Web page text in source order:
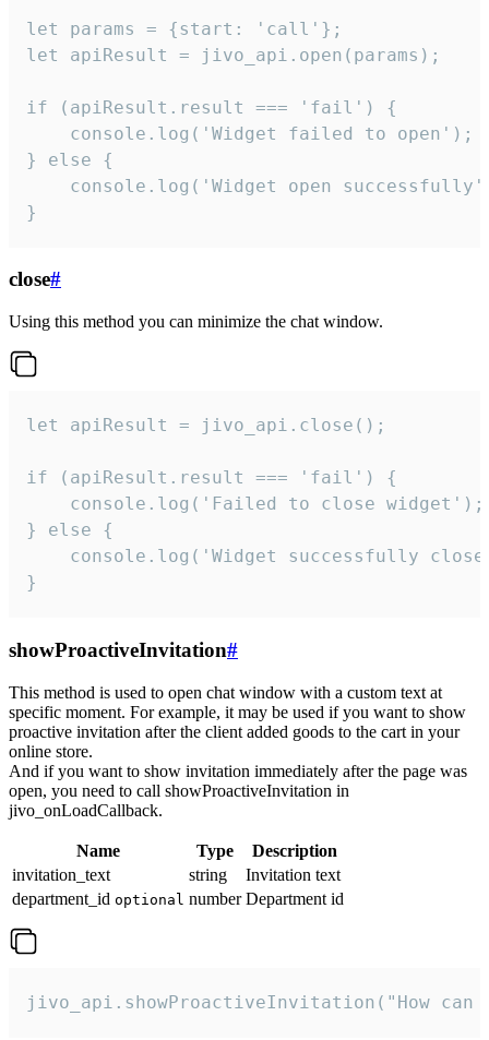
let params = {start: 'call'};
let apiResult = jivo_api.open(params);
if (apiResult.result === 'fail') {
    console.log('Widget failed to open');
} else {
console.log('Widget open
}
close#
Using this method you can minimize the chat window.
let apiResult = jivo_api.close();
if (apiResult.result === 'fail') {
    console.log('Failed to close widget');
} else {
console.log('Widget successfully
}
showProactiveInvitation#
This method is used to open chat window with a custom text at
specific moment. For example, it may be used if you want to show
proactive invitation after the client added goods to the cart in your
online store.
And if you want to show invitation immediately after the page was
open, you need to call showProactiveInvitation in
jivo_onLoadCallback.
Name Type
Description
invitation_text
string
Invitation text
department_id optional number Department id
jivo_api.showProactiveInvitation("How